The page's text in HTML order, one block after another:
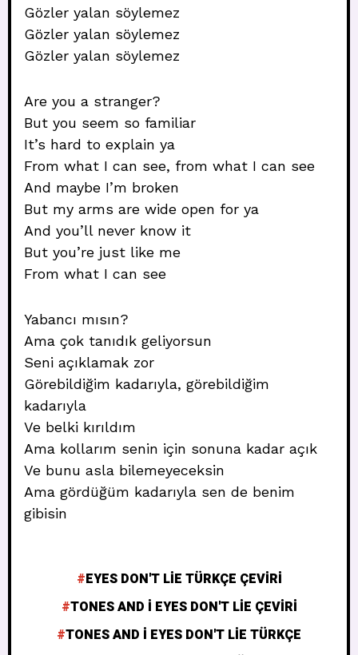
Gözler yalan söylemez
Gözler yalan söylemez
Gözler yalan söylemez
Are you a stranger?
But you seem so familiar
It’s hard to explain ya
From what I can see, from what I can see
And maybe I’m broken
But my arms are wide open for ya
And you’ll never know it
But you’re just like me
From what I can see
Yabancı mısın?
Ama çok tanıdık geliyorsun
Seni açıklamak zor
Görebildiğim kadarıyla, görebildiğim
kadarıyla
Ve belki kırıldım
Ama kollarım senin için sonuna kadar açık
Ve bunu asla bilemeyeceksin
Ama gördüğüm kadarıyla sen de benim
gibisin
EYES DON'T LIE TÜRKÇE ÇEVIRI
TONES AND I EYES DON'T LIE ÇEVIRI
TONES AND I EYES DON'T LIE TÜRKÇE